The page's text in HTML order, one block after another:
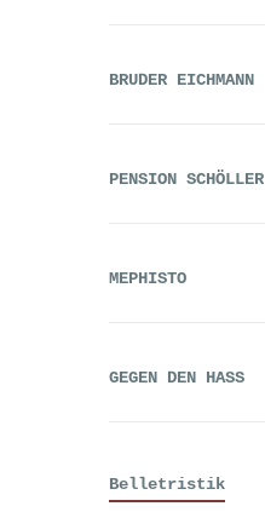
BRUDER EICHMANN
PENSION SCHÖLLER
MEPHISTO
GEGEN DEN HASS
Belletristik